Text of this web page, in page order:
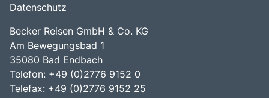
Datenschutz
Becker Reisen GmbH & Co. KG
Am Bewegungsbad 1
35080 Bad Endbach
Telefon: +49 (0)2776 9152 0
Telefax: +49 (0)2776 9152 25